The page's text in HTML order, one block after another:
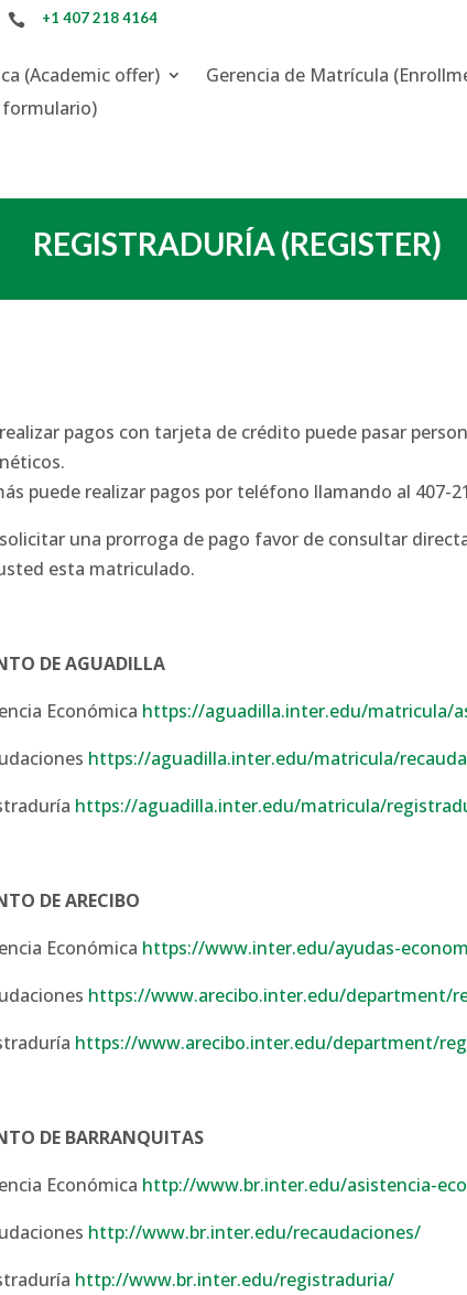
 +1 407 218 4164
(Academic offer) Gerencia de Matrícula
formulario)
REGISTRADURÍA (REGISTER)
pagos con tarjeta de crédito puede pasar
puede realizar pagos por teléfono llamando al 407-
una prorroga de pago favor de consultar
esta matriculado.
DE AGUADILLA
Económica https://aguadilla.inter.edu/matricula/
https://aguadilla.inter.edu/matricula/
https://aguadilla.inter.edu/matricula/
DE ARECIBO
Económica https://www.inter.edu/ayudas-
https://www.arecibo.inter.edu/department/
https://www.arecibo.inter.edu/department/
DE BARRANQUITAS
Económica http://www.br.inter.edu/asistencia-
http://www.br.inter.edu/recaudaciones/
http://www.br.inter.edu/registraduria/